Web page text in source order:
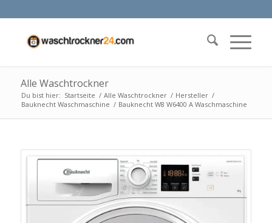
Alle Waschtrockner
Du bist hier: Startseite / Alle Waschtrockner / Hersteller /
Bauknecht Waschmaschine / Bauknecht W8 W6400 A Waschmaschine